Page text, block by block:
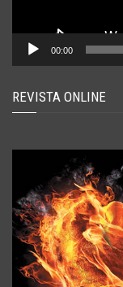
00:00
REVISTA ONLINE